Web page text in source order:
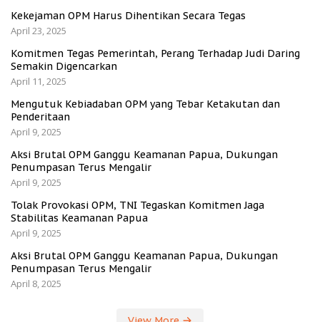
Kekejaman OPM Harus Dihentikan Secara Tegas
April 23, 2025
Komitmen Tegas Pemerintah, Perang Terhadap Judi Daring
Semakin Digencarkan
April 11, 2025
Mengutuk Kebiadaban OPM yang Tebar Ketakutan dan
Penderitaan
April 9, 2025
Aksi Brutal OPM Ganggu Keamanan Papua, Dukungan
Penumpasan Terus Mengalir
April 9, 2025
Tolak Provokasi OPM, TNI Tegaskan Komitmen Jaga
Stabilitas Keamanan Papua
April 9, 2025
Aksi Brutal OPM Ganggu Keamanan Papua, Dukungan
Penumpasan Terus Mengalir
April 8, 2025